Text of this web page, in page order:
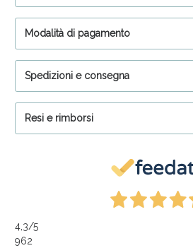
Modalità di pagamento
Spedizioni e consegna
Resi e rimborsi
4,3/5
962